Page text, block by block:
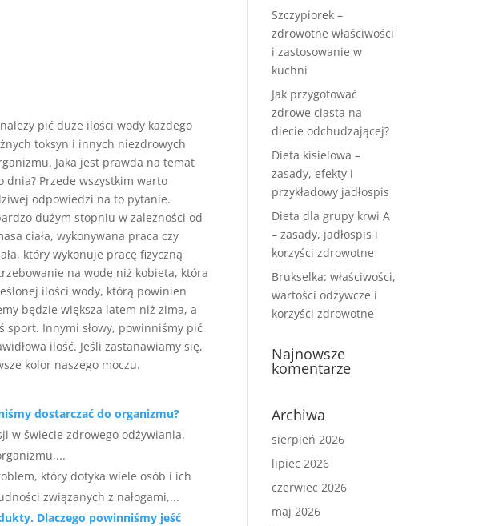
pić duże ilości wody każdego
toksyn i innych niezdrowych
Jaka jest prawda na temat
Przede wszystkim warto
odpowiedzi na to pytanie.
dużym stopniu w zależności od
ciała, wykonywana praca czy
który wykonuje pracę fizyczną
na wodę niż kobieta, która
ilości wody, którą powinien
będzie większa latem niż zima, a
Innymi słowy, powinniśmy pić
ilość. Jeśli zastanawiamy się,
kolor naszego moczu.
dostarczać do organizmu?
w świecie zdrowego odżywiania.
który dotyka wiele osób i ich
związanych z nałogami,...
Dlaczego powinniśmy jeść
Szczypiorek –
zdrowotne właściwości
i zastosowanie w
kuchni
Jak przygotować
zdrowe ciasta na
diecie odchudzającej?
Dieta kisielowa –
zasady, efekty i
przykładowy jadłospis
Dieta dla grupy krwi A
– zasady, jadłospis i
korzyści zdrowotne
Brukselka: właściwości,
wartości odżywcze i
korzyści zdrowotne
Najnowsze
komentarze
Archiwa
sierpień 2026
lipiec 2026
czerwiec 2026
maj 2026